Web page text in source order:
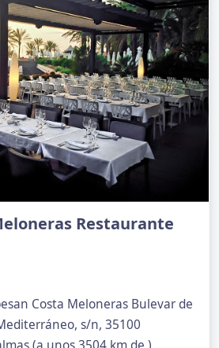
Restaurante
Costa Meloneras Bulevar de
s/n, 35100